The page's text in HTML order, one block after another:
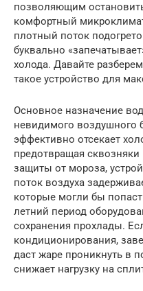
позволяющим
комфортный
плотный поток
буквально
холода. Давайте
такое устройство для
Основное назначение
невидимого воздушного
эффективно отсекает
предотвращая
защиты от мороза,
поток воздуха
которые могли бы
летний период
сохранения прохлады.
кондиционирования,
даст жаре проникнуть в
снижает нагрузку на